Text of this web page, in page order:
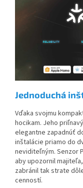
Jednoduchá
Vďaka svojmu
hocikam. Jeho
elegantne zapadnúť
inštalácie priamo do
neviditeľným. Senzor
aby upozornil
zabránil tak strate
cenností.